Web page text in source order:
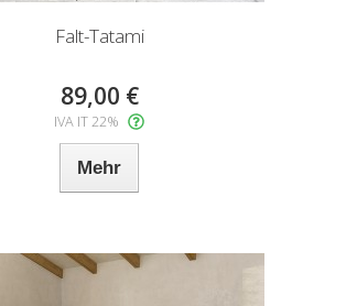
Falt-Tatami
89,00 €
IVA IT 22%
Mehr